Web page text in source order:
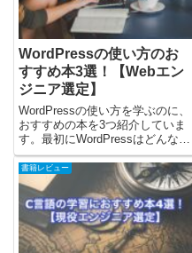
WordPressの使い方のお
すすめ本3選！【Webエン
ジニア選定】
WordPressの使い方を学ぶのに、
おすすめの本を3つ紹介していま
す。最初にWordPressはどんなも
のかを紹介してから、おすすめの
本の紹介に入っています。そし
て、最後に「どの本で学ぶのが良
いか」の考察をまとめました。筆
者はデザインはほ...
書籍レビュー